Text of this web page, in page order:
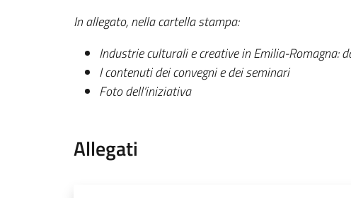
In allegato, nella cartella stampa:
Industrie culturali e creative in Emilia-Romagna:
I contenuti dei convegni e dei seminari
Foto dell’iniziativa
Allegati